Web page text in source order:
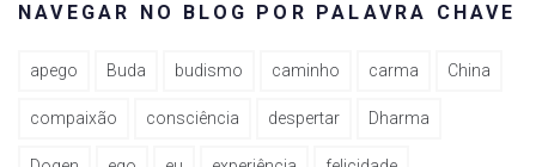
NAVEGAR NO BLOG POR PALAVRA CHAVE
apego Buda budismo caminho carma China
compaixão consciência despertar Dharma